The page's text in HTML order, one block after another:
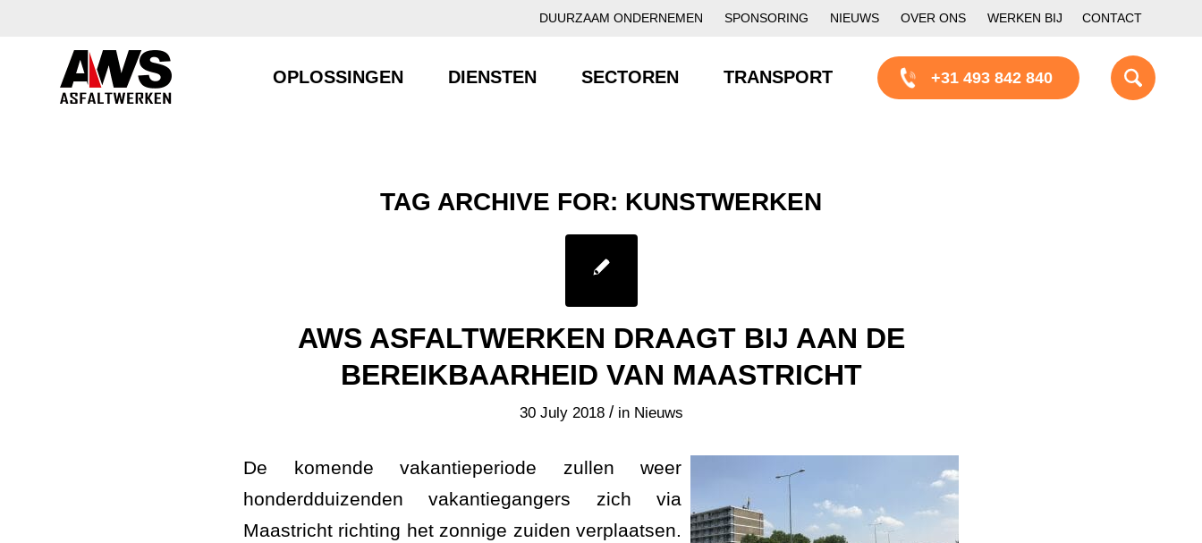
DUURZAAM ONDERNEMEN SPONSORING NIEUWS OVER ONS WERKEN BIJ CONTACT
OPLOSSINGEN DIENSTEN SECTOREN TRANSPORT +31 493 842 840
TAG ARCHIVE FOR: KUNSTWERKEN
AWS ASFALTWERKEN DRAAGT BIJ AAN DE
BEREIKBAARHEID VAN MAASTRICHT
30 July 2018 / in Nieuws
De komende vakantieperiode zullen weer
honderdduizenden vakantiegangers zich via
Maastricht richting het zonnige zuiden verplaatsen.